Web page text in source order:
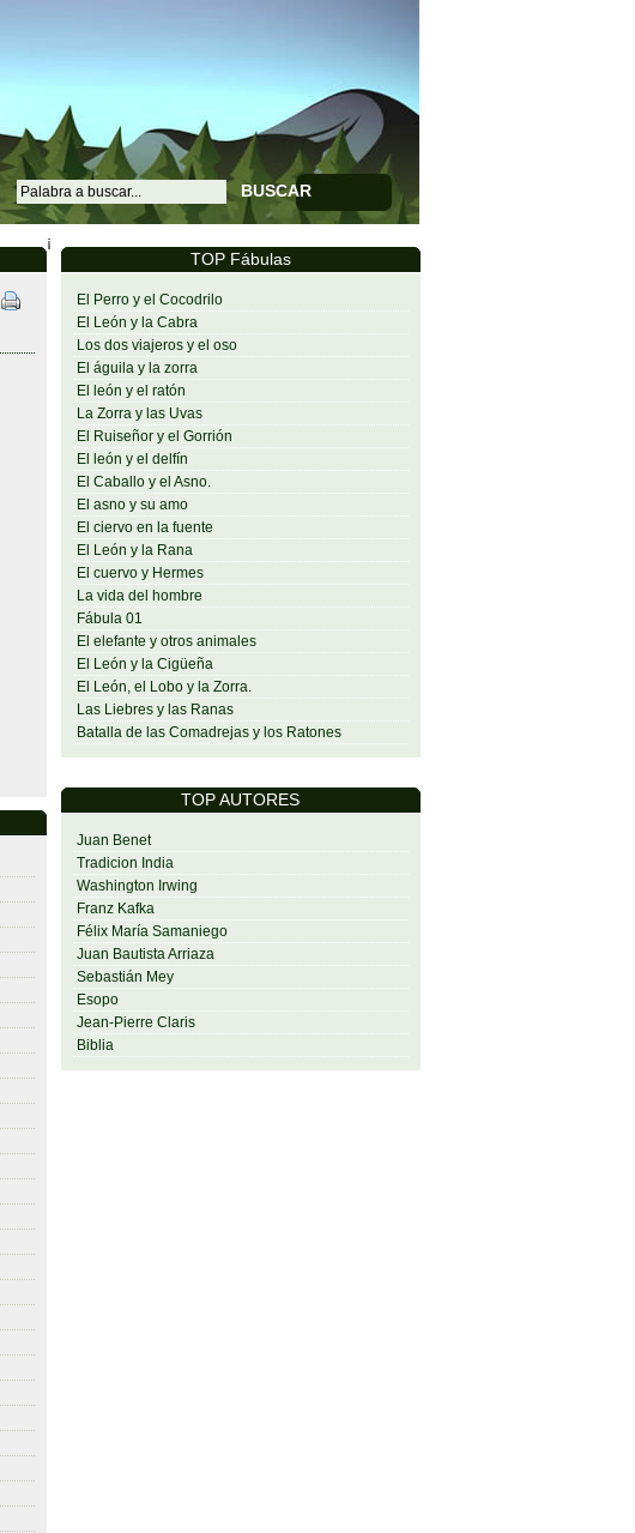
BUSCAR
TOP Fábulas
El Perro y el Cocodrilo
El León y la Cabra
Los dos viajeros y el oso
El águila y la zorra
El león y el ratón
La Zorra y las Uvas
El Ruiseñor y el Gorrión
El león y el delfín
El Caballo y el Asno.
El asno y su amo
El ciervo en la fuente
El León y la Rana
El cuervo y Hermes
La vida del hombre
Fábula 01
El elefante y otros animales
El León y la Cigüeña
El León, el Lobo y la Zorra.
Las Liebres y las Ranas
Batalla de las Comadrejas y los Ratones
TOP AUTORES
Juan Benet
Tradicion India
Washington Irwing
Franz Kafka
Félix María Samaniego
Juan Bautista Arriaza
Sebastián Mey
Esopo
Jean-Pierre Claris
Biblia
¡